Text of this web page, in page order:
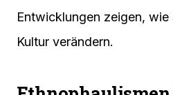
Entwicklungen zeigen, wie
Kultur verändern.